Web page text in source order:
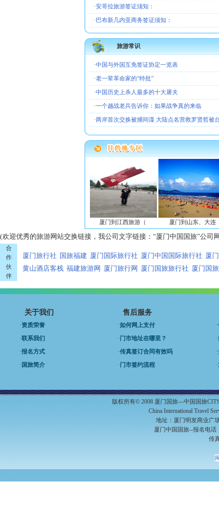
·安哥拉旅游签证须知：
· 巴布新几内亚商务签证须知：
旅游常识
·中国与外国互免签证协定一览表
·老一辈革命家的“特批”
·中国历史上杀人最多的十大屠夫
·一个越战老兵告诉你：如果战争真的来临
·两岸首次交换被捕间谍 大陆点名营救罗贤哲被
厦门到江西旅游（ 厦门到山东、大连 厦门
(欢迎优秀的旅游网站交换链接，我公司文字链接：“厦门中国国旅”公司
合
作
伙
伴
厦门旅行社 国旅福建 厦门国际旅行社 厦门中国国际旅行社 厦
黄山酒店客栈 福建旅游网 厦门旅行网 厦门国旅旅行社 厦门国
关于我们
·资质荣誉
·联系我们
·报名方式
· 国旅简介
售后服务
·如何网上支付
·门市地址在哪里？
·传真签订合同有效吗
·门市签约流程
·
·
·
·
版权所有© 2008 厦门国旅---中国国旅
China International Travel
地址：厦门明发商业广
厦门中国国旅--报名电
传